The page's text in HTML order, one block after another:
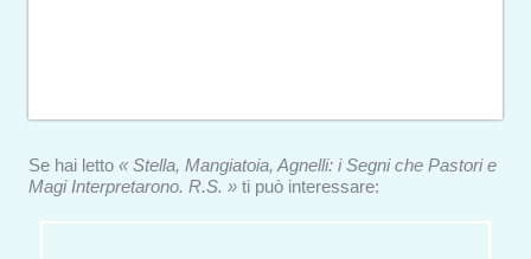
Se hai letto « Stella, Mangiatoia, Agnelli: i Segni che Pastori e
Magi Interpretarono. R.S. » ti può interessare: